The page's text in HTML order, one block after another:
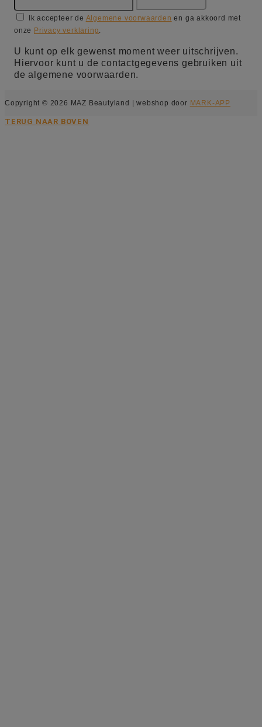
Ik accepteer de Algemene voorwaarden en ga akkoord met
onze Privacy verklaring.
U kunt op elk gewenst moment weer uitschrijven.
Hiervoor kunt u de contactgegevens gebruiken uit
de algemene voorwaarden.
Copyright © 2026 MAZ Beautyland | webshop door MARK-APP
TERUG NAAR BOVEN